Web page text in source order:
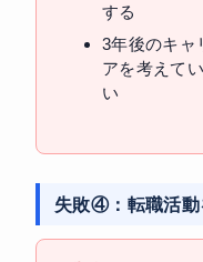
する
3年後のキャ
アを考えて
い
失敗④：転職活動